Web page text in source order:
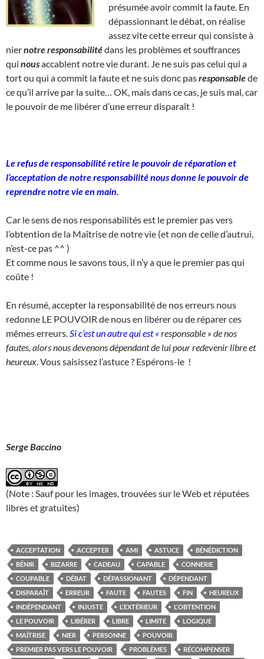
présumée avoir commit la faute. En
dépassionnant le débat, on réalise
assez vite cette erreur qui consiste à
niernotre responsabilitédans les problèmes et souffrances
qui nousaccablent notre vie durant. Je ne suis pas celui qui a
tort ou qui a commit la faute et ne suis donc pasresponsablede
ce qu’il arrive par la suite… OK, mais dans ce cas, je suis mal, car
le pouvoir de me libérer d’une erreur disparaît !
Le refus de responsabilité retire le pouvoir de réparation et
l’acceptation de notre responsabilité nous donne le pouvoir de
reprendre notre vie en main
Car le sens de nos responsabilités est le premier pas vers
l’obtention de la Maîtrise de notre vie (et non de celle d’autrui,
n’est-ce pas ^^ )
Et comme nous le savons tous, il n’y a que le premier pas qui
coûte !
En résumé, accepter la responsabilité de nos erreurs nous
redonne LE POUVOIR de nous en libérer ou de réparer ces
mêmes erreurs. Si c’est un autre qui est « responsable » de nos
fautes, alors nous devenons dépendant de lui pour redevenir libre et
heureux . Vous saisissez l’astuce ? Espérons-le !
Serge Baccino
(Note : Sauf pour les images, trouvées sur le Web et réputées
libres et gratuites)
ACCEPTATION ACCEPTER AMI ASTUCE
BÉNÉDICTION
BÉNIR
BIZARRE CADEAU CAPABLE
CONNERIE
COUPABLE
DÉBAT DÉPASSIONANT
DÉPENDANT
DISPARAÎT
ERREUR FAUTE FAUTES FIN
HEUREUX
INDÉPENDANT
INJUSTE L'EXTÉRIEUR
L'OBTENTION
LE POUVOIR
LIBÉRER LIBRE LIMITE
LOGIQUE
MAÎTRISE
NIER PERSONNE
POUVOIR
PREMIER PAS VERS LE POUVOIR
PROBLÈMES RÉCOMPENSER